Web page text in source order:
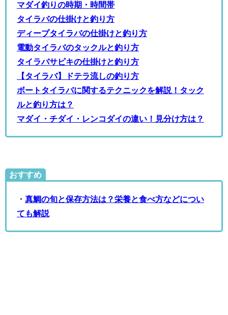
マダイ釣りの時期・時間帯
タイラバの仕掛けと釣り方
ディープタイラバの仕掛けと釣り方
電動タイラバのタックルと釣り方
タイラバサビキの仕掛けと釣り方
【タイラバ】ドテラ流しの釣り方
ボートタイラバに関するテクニックを解説！タック
ルと釣り方は？
マダイ・チダイ・レンコダイの違い！見分け方は？
おすすめ
・ 真鯛の旬と保存方法は？栄養と食べ方などについ
ても解説